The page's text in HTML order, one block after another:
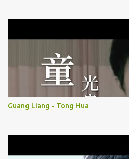
Guang Liang - Tong Hua